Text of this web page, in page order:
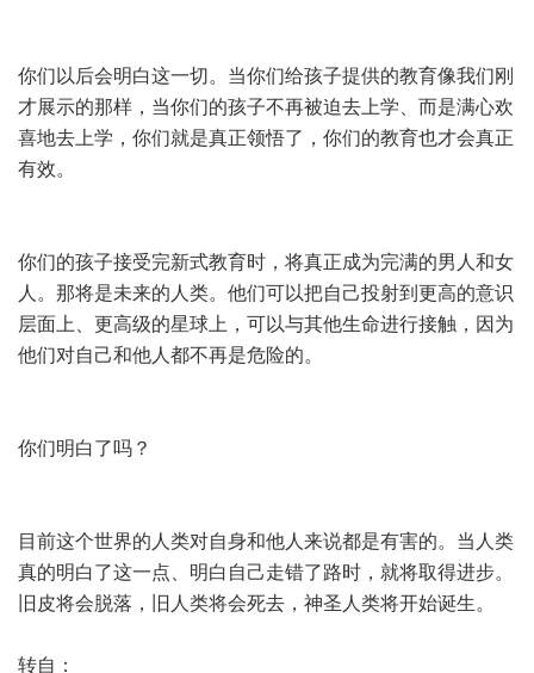
你们以后会明白这一切。当你们给孩子提供的教育像我们刚
才展示的那样，当你们的孩子不再被迫去上学、而是满心欢
喜地去上学，你们就是真正领悟了，你们的教育也才会真正
有效。
你们的孩子接受完新式教育时，将真正成为完满的男人和女
人。那将是未来的人类。他们可以把自己投射到更高的意识
层面上、更高级的星球上，可以与其他生命进行接触，因为
他们对自己和他人都不再是危险的。
你们明白了吗？
目前这个世界的人类对自身和他人来说都是有害的。当人类
真的明白了这一点、明白自己走错了路时，就将取得进步。
旧皮将会脱落，旧人类将会死去，神圣人类将开始诞生。
转自：